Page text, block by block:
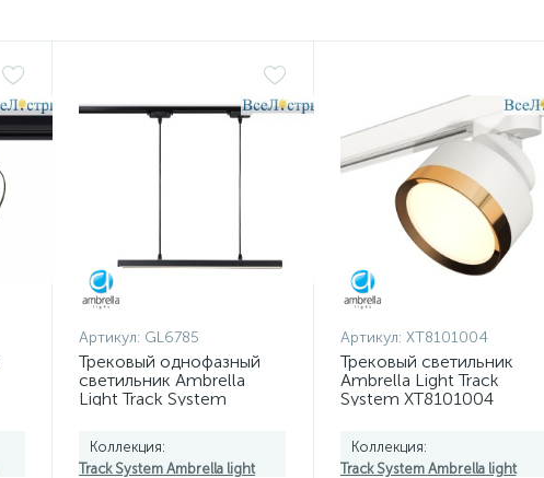
Артикул: GL6785
Трековый однофазный
светильник Ambrella
Light Track System
Коллекция:
Track System Ambrella light
Артикул: XT8101004
Трековый светильник
Ambrella Light Track
System XT8101004
N8124)
Коллекция:
Track System Ambrella light